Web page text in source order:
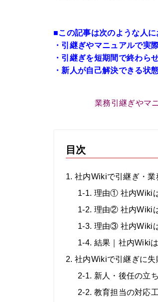
■この記事は次のような人に
・引継ぎやマニュアルで実
・引継ぎを短期間で終わら
・新人が自己解決できる状
業務引継ぎやマ
目次
1. 社内Wikiで引継ぎ・
1-1. 理由① 社内Wiki
1-2. 理由② 社内Wiki
1-3. 理由③ 社内Wiki
1-4. 結果｜社内Wiki
2. 社内Wikiで引継ぎに
2-1. 新人・後任の立
2-2. 教育担当の対応